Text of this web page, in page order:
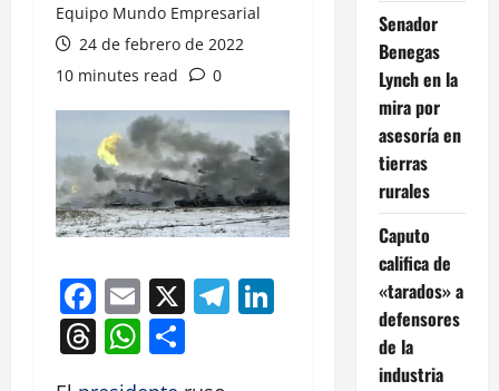
Equipo Mundo Empresarial
24 de febrero de 2022
10 minutes read
0
Facebook
Email
X Telegram
LinkedIn
Threads
WhatsApp
Senador
Benegas
Lynch en la
mira por
asesoría en
tierras
rurales
Caputo
califica de
«tarados» a
defensores
de la
industria